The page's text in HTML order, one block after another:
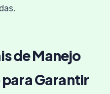
de Manejo
Garantir